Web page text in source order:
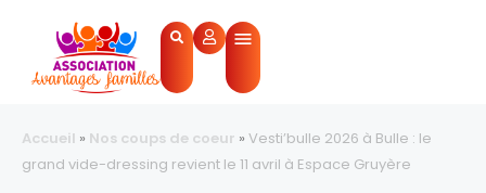
Accueil » Nos coups de coeur » Vesti’bulle 2026 à Bulle : le
grand vide-dressing revient le 11 avril à Espace Gruyère